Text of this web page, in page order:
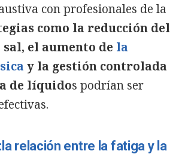
con profesionales de la
como la reducción del
sal, el aumento de la
y la gestión controlada
de líquidos podrían ser
relación entre la fatiga y la